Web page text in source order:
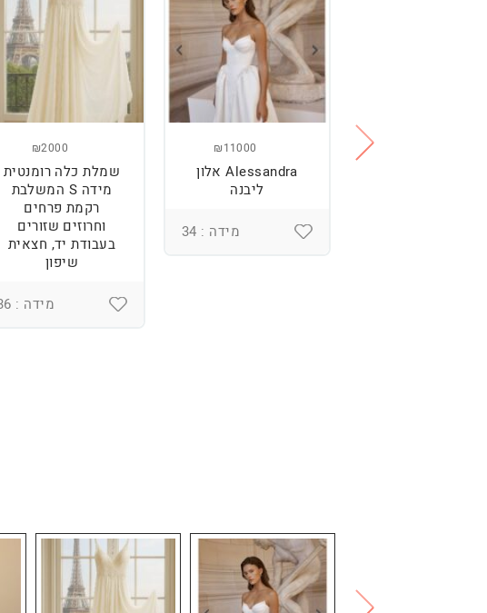
₪11000
Alessandra אלון
ליבנה
מידה : 34
₪2000
שמלת כלה רומנטית
מידה S המשלבת
רקמת פרחים
וחרוזים שזורים
בעבודת יד, חצאית
שיפון
מידה : 36